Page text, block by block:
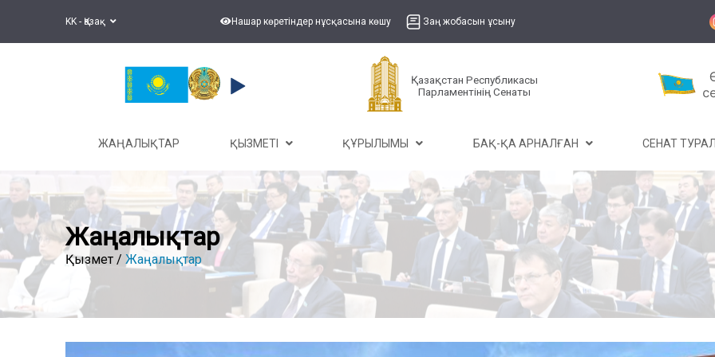
KK - Қазақ Нашар көретіндер нұсқасына көшу Заң жобасын ұсыну
Қазақстан Республикасы
Парламентінің Сенаты
ЖАҢАЛЫҚТАР ҚЫЗМЕТІ ҚҰРЫЛЫМЫ БАҚ-ҚА АРНАЛҒАН СЕНАТ
Жаңалықтар
Қызмет / Жаңалықтар